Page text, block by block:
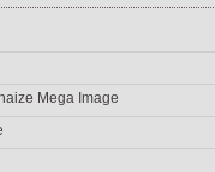
Mega Image